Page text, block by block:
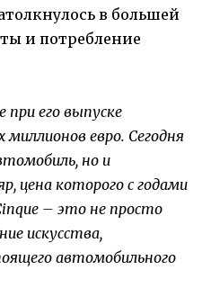
в большей
и потребление
при его выпуске
миллионов евро. Сегодня
но и
цена которого с годами
– это не просто
искусства,
автомобильного